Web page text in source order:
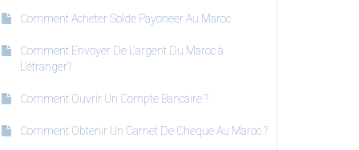
Comment Acheter Solde Payoneer Au Maroc
Comment Envoyer De L'argent Du Maroc à
L'étranger?
Comment Ouvrir Un Compte Bancaire ?
Comment Obtenir Un Carnet De Cheque Au Maroc ?